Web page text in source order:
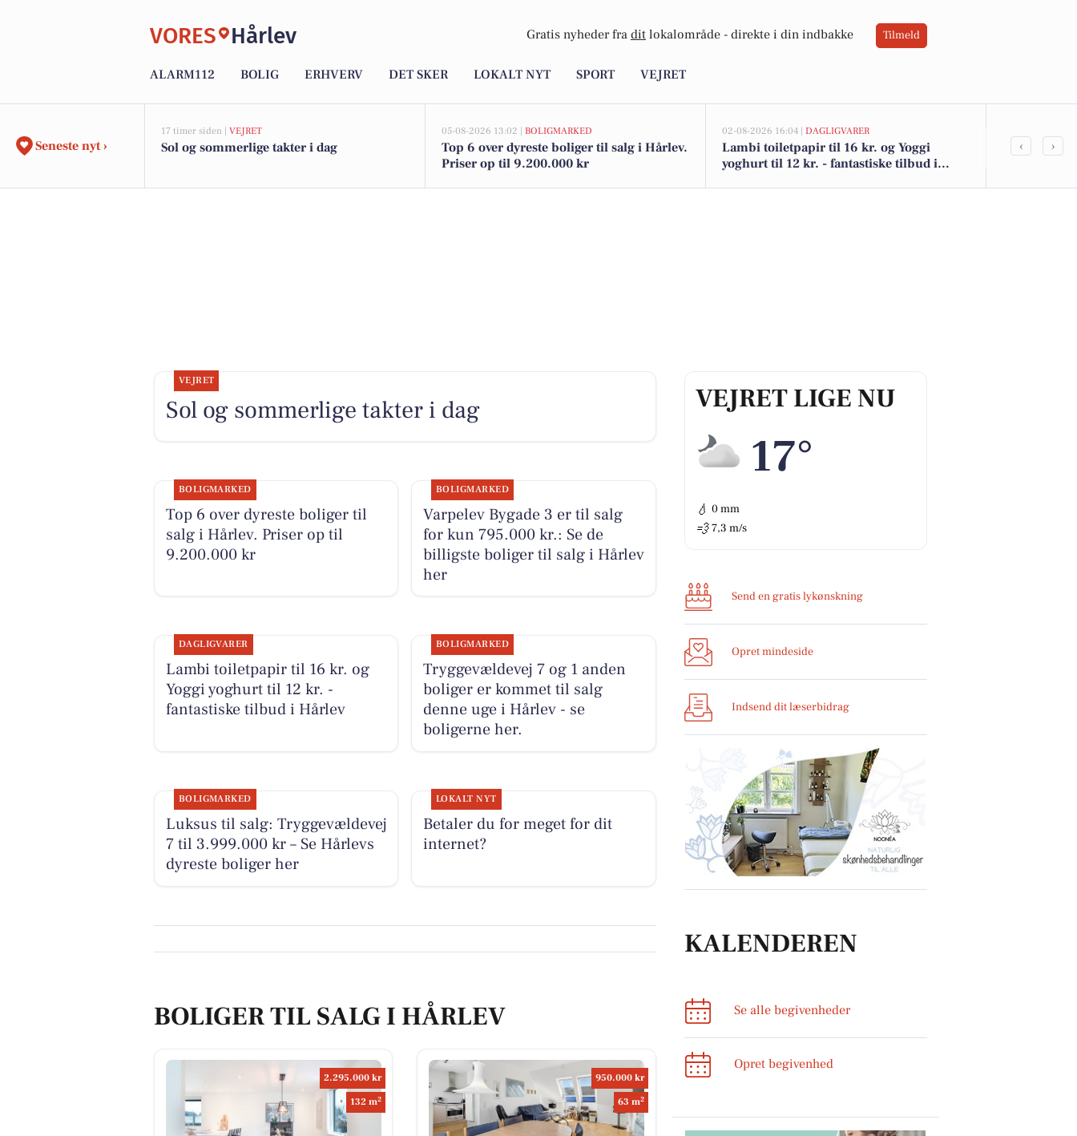
VORES Hårlev Gratis nyheder fra dit lokalområde - direkte i din indbakke Tilmeld
ALARM112 BOLIG ERHVERV DET SKER LOKALT NYT SPORT VEJRET
Seneste nyt ›
17 timer siden | VEJRET
Sol og sommerlige takter i dag
05-08-2026 13:02 | BOLIGMARKED
Top 6 over dyreste boliger til salg i Hårlev.
Priser op til 9.200.000 kr
02-08-2026 16:04 | DAGLIGVARER
Lambi toiletpapir til 16 kr. og Yoggi
yoghurt til 12 kr. - fantastiske tilbud i
Varpelev
‹ ›
VEJRET LIGE NU
17°
💧 0 mm
💨 7,3 m/s
Send en gratis lykønskning
Opret mindeside
Indsend dit læserbidrag
KALENDEREN
Se alle begivenheder
Opret begivenhed
VEJRET
Sol og sommerlige takter i dag
BOLIGMARKED
Top 6 over dyreste boliger til
salg i Hårlev. Priser op til
9.200.000 kr
BOLIGMARKED
Varpelev Bygade 3 er til salg
for kun 795.000 kr.: Se de
billigste boliger til salg i Hårlev
her
DAGLIGVARER
Lambi toiletpapir til 16 kr. og
Yoggi yoghurt til 12 kr. -
fantastiske tilbud i Hårlev
BOLIGMARKED
Tryggevældevej 7 og 1 anden
boliger er kommet til salg
denne uge i Hårlev - se
boligerne her.
BOLIGMARKED
Luksus til salg: Tryggevældevej
7 til 3.999.000 kr – Se Hårlevs
dyreste boliger her
LOKALT NYT
Betaler du for meget for dit
internet?
BOLIGER TIL SALG I HÅRLEV
2.295.000 kr
132 m2
950.000 kr
63 m2